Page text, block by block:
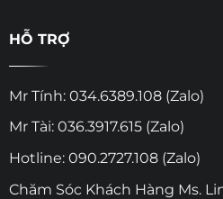
HỖ TRỢ
Mr Tính: 034.6389.108 (Zalo)
Mr Tài: 036.3917.615 (Zalo)
Hotline: 090.2727.108 (Zalo)
Chăm Sóc Khách Hàng Ms.